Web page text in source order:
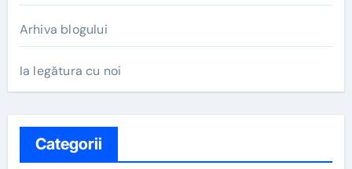
Arhiva blogului
Ia legătura cu noi
Categorii